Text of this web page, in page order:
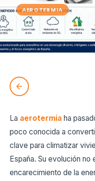
AEROTERMIA 📅 14
La aerotermia ha
poco conocida a
clave para climatizar
España. Su evolución no
encarecimiento de la